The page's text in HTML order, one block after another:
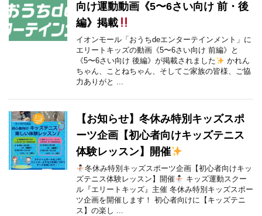
向け運動動画《5〜6さい向け 前・後
編》掲載
イオンモール「おうちdeエンターテインメント」に
エリートキッズの動画《5〜6さい向け 前編》と
《5〜6さい向け 後編》が掲載されました
かれん
ちゃん、ことねちゃん、そしてご家族の皆様、ご協
力ありがと ...
【お知らせ】冬休み特別キッズスポ
ーツ企画【初心者向けキッズテニス
体験レッスン】開催
冬休み特別キッズスポーツ企画【初心者向けキッ
ズテニス体験レッスン】開催
キッズ運動スクー
ル『エリートキッズ』主催 冬休み特別キッズスポー
ツ企画を開催します！ 初心者向けに【キッズテニ
ス】の楽し ...